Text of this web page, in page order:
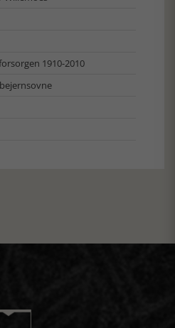
1910-2010